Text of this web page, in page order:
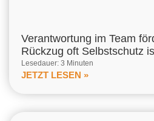
Verantwortung im Team
Rückzug oft Selbstschutz
Lesedauer: 3 Minuten
JETZT LESEN »